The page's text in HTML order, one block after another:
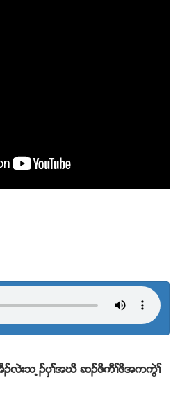
ဥလဲးသ ့ဥပွႈအဃိ ဆဥဖိကီႈဖိအကကြဲႈ